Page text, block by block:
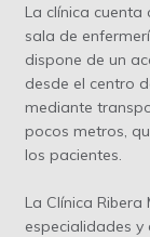
La clínica cuenta
sala de
dispone de un
desde el centro
mediante
pocos metros,
los pacientes.
La Clínica
especialidades